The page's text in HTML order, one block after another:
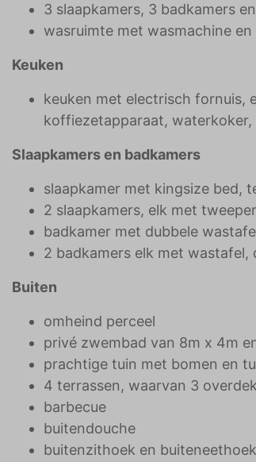
3 slaapkamers, 3 badkamers
wasruimte met wasmachine
Keuken
keuken met electrisch fornuis,
koffiezetapparaat,
Slaapkamers en badkamers
slaapkamer met kingsize bed,
2 slaapkamers, elk met
badkamer met dubbele
2 badkamers elk met wastafel,
Buiten
omheind perceel
privé zwembad van 8m x 4m
prachtige tuin met bomen en
4 terrassen, waarvan 3
barbecue
buitendouche
buitenzithoek en buiteneethoek